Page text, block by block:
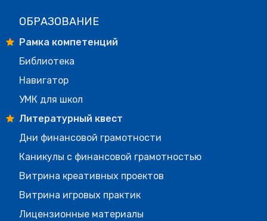
ОБРАЗОВАНИЕ
Рамка компетенций
Библиотека
Навигатор
УМК для школ
Литературный квест
Дни финансовой грамотности
Каникулы с финансовой грамотностью
Витрина креативных проектов
Витрина игровых практик
Лицензионные материалы